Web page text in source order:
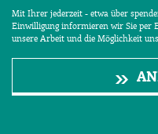
Mit Ihrer jederzeit - etwa über
Einwilligung informieren wir Sie per
unsere Arbeit und die Möglichkeit